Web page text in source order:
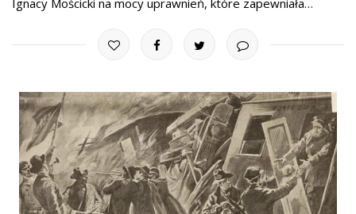
Ignacy Mościcki na mocy uprawnień, które zapewniała…